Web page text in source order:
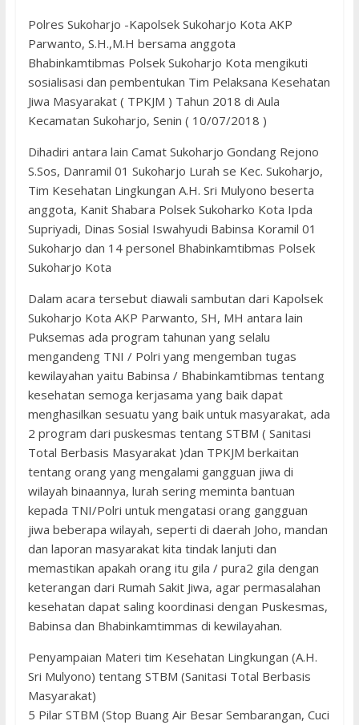
Polres Sukoharjo -Kapolsek Sukoharjo Kota AKP
Parwanto, S.H.,M.H bersama anggota
Bhabinkamtibmas Polsek Sukoharjo Kota mengikuti
sosialisasi dan pembentukan Tim Pelaksana Kesehatan
Jiwa Masyarakat ( TPKJM ) Tahun 2018 di Aula
Kecamatan Sukoharjo, Senin ( 10/07/2018 )
Dihadiri antara lain Camat Sukoharjo Gondang Rejono
S.Sos, Danramil 01 Sukoharjo Lurah se Kec. Sukoharjo,
Tim Kesehatan Lingkungan A.H. Sri Mulyono beserta
anggota, Kanit Shabara Polsek Sukoharko Kota Ipda
Supriyadi, Dinas Sosial Iswahyudi Babinsa Koramil 01
Sukoharjo dan 14 personel Bhabinkamtibmas Polsek
Sukoharjo Kota
Dalam acara tersebut diawali sambutan dari Kapolsek
Sukoharjo Kota AKP Parwanto, SH, MH antara lain
Puksemas ada program tahunan yang selalu
mengandeng TNI / Polri yang mengemban tugas
kewilayahan yaitu Babinsa / Bhabinkamtibmas tentang
kesehatan semoga kerjasama yang baik dapat
menghasilkan sesuatu yang baik untuk masyarakat, ada
2 program dari puskesmas tentang STBM ( Sanitasi
Total Berbasis Masyarakat )dan TPKJM berkaitan
tentang orang yang mengalami gangguan jiwa di
wilayah binaannya, lurah sering meminta bantuan
kepada TNI/Polri untuk mengatasi orang gangguan
jiwa beberapa wilayah, seperti di daerah Joho, mandan
dan laporan masyarakat kita tindak lanjuti dan
memastikan apakah orang itu gila / pura2 gila dengan
keterangan dari Rumah Sakit Jiwa, agar permasalahan
kesehatan dapat saling koordinasi dengan Puskesmas,
Babinsa dan Bhabinkamtimmas di kewilayahan.
Penyampaian Materi tim Kesehatan Lingkungan (A.H.
Sri Mulyono) tentang STBM (Sanitasi Total Berbasis
Masyarakat)
5 Pilar STBM (Stop Buang Air Besar Sembarangan, Cuci